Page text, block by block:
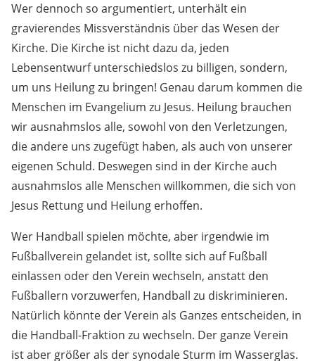
Wer dennoch so argumentiert, unterhält ein
gravierendes Missverständnis über das Wesen der
Kirche. Die Kirche ist nicht dazu da, jeden
Lebensentwurf unterschiedslos zu billigen, sondern,
um uns Heilung zu bringen! Genau darum kommen die
Menschen im Evangelium zu Jesus. Heilung brauchen
wir ausnahmslos alle, sowohl von den Verletzungen,
die andere uns zugefügt haben, als auch von unserer
eigenen Schuld. Deswegen sind in der Kirche auch
ausnahmslos alle Menschen willkommen, die sich von
Jesus Rettung und Heilung erhoffen.
Wer Handball spielen möchte, aber irgendwie im
Fußballverein gelandet ist, sollte sich auf Fußball
einlassen oder den Verein wechseln, anstatt den
Fußballern vorzuwerfen, Handball zu diskriminieren.
Natürlich könnte der Verein als Ganzes entscheiden, in
die Handball-Fraktion zu wechseln. Der ganze Verein
ist aber größer als der synodale Sturm im Wasserglas.